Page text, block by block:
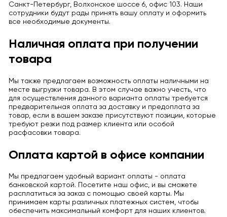
Санкт-Петербург, Волхонское шоссе 6, офис 103. Наши
сотрудники будут рады принять вашу оплату и оформить
все необходимые документы.
Наличная оплата при получении
товара
Мы также предлагаем возможность оплаты наличными на
месте выгрузки товара. В этом случае важно учесть, что
для осуществления данного варианта оплаты требуется
предварительная оплата за доставку и предоплата за
товар, если в вашем заказе присутствуют позиции, которые
требуют резки под размер клиента или особой
расфасовки товара.
Оплата картой в офисе компании
Мы предлагаем удобный вариант оплаты - оплата
банковской картой. Посетите наш офис, и вы сможете
расплатиться за заказ с помощью своей карты. Мы
принимаем карты различных платежных систем, чтобы
обеспечить максимальный комфорт для наших клиентов.